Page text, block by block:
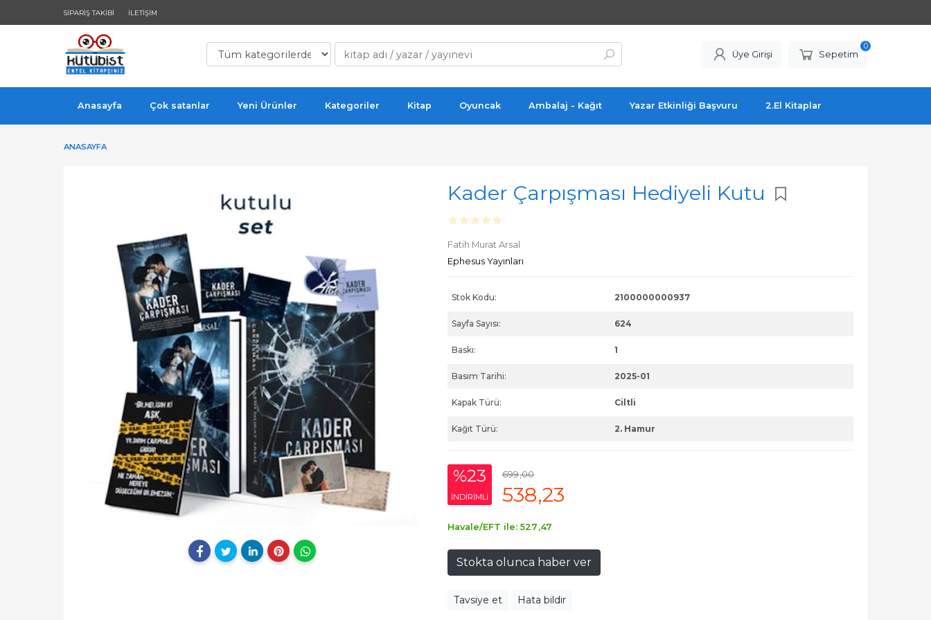
SIPARIŞ TAKIBI İLETIŞIM
Üye Girişi Sepetim
0
Anasayfa Çok satanlar Yeni Ürünler Kategoriler Kitap Oyuncak Ambalaj - Kağıt Yazar Etkinliği Başvuru 2.El Kitaplar
ANASAYFA
Kader Çarpışması Hediyeli Kutu
Fatih Murat Arsal
Ephesus Yayınları
Stok Kodu: 2100000000937
Sayfa Sayısı: 624
Baskı: 1
Basım Tarihi: 2025-01
Kapak Türü: Ciltli
Kağıt Türü: 2. Hamur
%23
INDIRIMLI
699,00
538,23
Havale/EFT ile: 527 ,47
Stokta olunca haber ver
Tavsiye et Hata bildir